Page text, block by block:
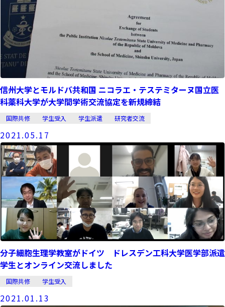
信州大学とモルドバ共和国 ニコラエ・テステミターヌ国立医
科薬科大学が大学間学術交流協定を新規締結
国際共修 学生受入 学生派遣 研究者交流
2021.05.17
分子細胞生理学教室がドイツ ドレスデン工科大学医学部派遣
学生とオンライン交流しました
国際共修 学生受入
2021.01.13